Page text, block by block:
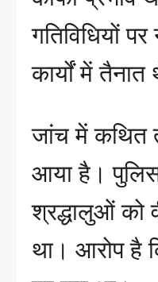
गतिविधियों
कार्यों में
जांच में कथित
आया है।
श्रद्धालुओं को
था। आरोप है